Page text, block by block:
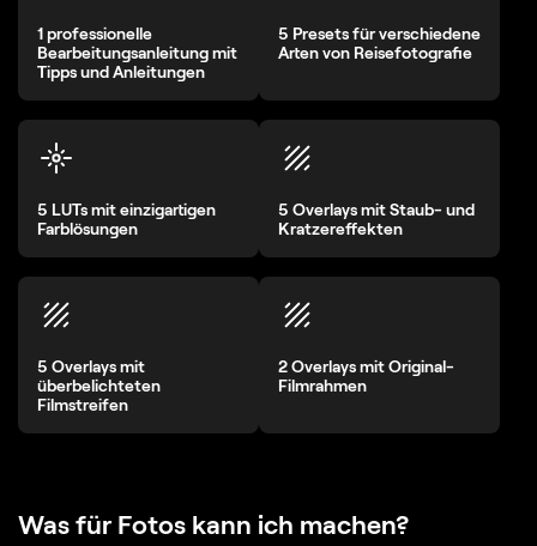
1 professionelle
Bearbeitungsanleitung mit
Tipps und Anleitungen
5 Presets für verschiedene
Arten von Reisefotografie
5 LUTs mit einzigartigen
Farblösungen
5 Overlays mit Staub- und
Kratzereffekten
5 Overlays mit
überbelichteten
Filmstreifen
2 Overlays mit Original-
Filmrahmen
Was für Fotos kann ich machen?